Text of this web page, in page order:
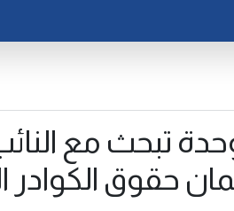
تبحث مع
حقوق الكوادر